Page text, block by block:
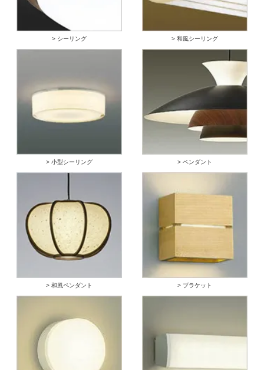
> シーリング > 和風シーリング
> 小型シーリング > ペンダント
> 和風ペンダント > ブラケット